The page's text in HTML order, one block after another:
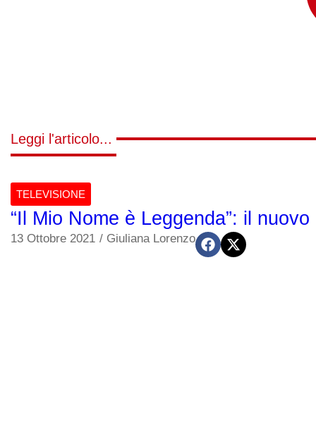
Leggi l'articolo...
TELEVISIONE
“Il Mio Nome è Leggenda”: il
13 Ottobre 2021 / Giuliana Lorenzo